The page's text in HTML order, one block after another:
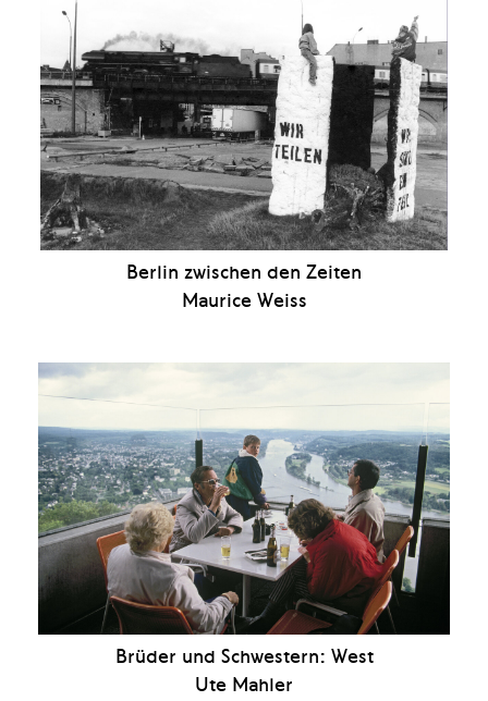
Berlin zwischen den Zeiten
Maurice Weiss
Brüder und Schwestern: West
Ute Mahler